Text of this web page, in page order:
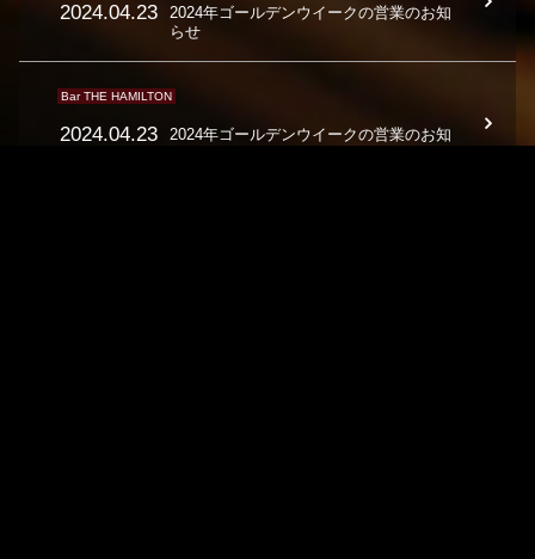
2024年ゴールデンウイークの営業のお知
らせ
2024.04.23
Bar THE HAMILTON
2024年ゴールデンウイークの営業のお知
2024.04.23